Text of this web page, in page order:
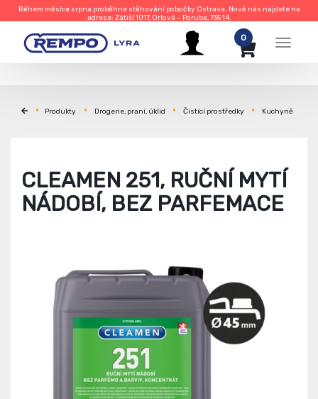
Během měsíce srpna proběhne stěhování pobočky Ostrava. Nově nás najdete na
adrese: Zátiší 1017, Orlová – Poruba, 735 14.
Menu
0
Produkty Drogerie, praní, úklid Čistící prostředky Kuchyně
CLEAMEN 251, RUČNÍ MYTÍ
NÁDOBÍ, BEZ PARFEMACE